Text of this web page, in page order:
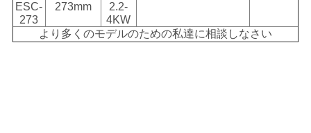
プ
ESC-
273
273mm
2.2-
4KW
より多くのモデルのための私達に相談しなさい